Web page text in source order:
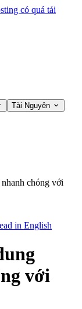
có quá tải
Tài Nguyên
chóng với
in English
với